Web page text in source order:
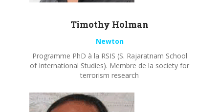
Timothy Holman
Newton
Programme PhD à la RSIS (S. Rajaratnam School
of International Studies). Membre de la society for
terrorism research